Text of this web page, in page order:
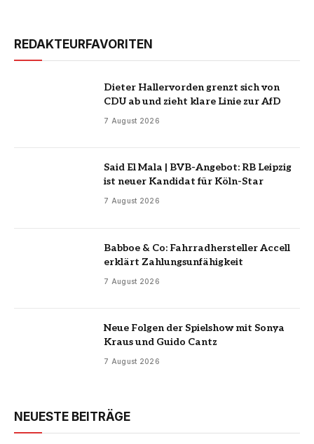
REDAKTEURFAVORITEN
Dieter Hallervorden grenzt sich von
CDU ab und zieht klare Linie zur AfD
7 August 2026
Said El Mala | BVB-Angebot: RB Leipzig
ist neuer Kandidat für Köln-Star
7 August 2026
Babboe & Co: Fahrradhersteller Accell
erklärt Zahlungsunfähigkeit
7 August 2026
Neue Folgen der Spielshow mit Sonya
Kraus und Guido Cantz
7 August 2026
NEUESTE BEITRÄGE